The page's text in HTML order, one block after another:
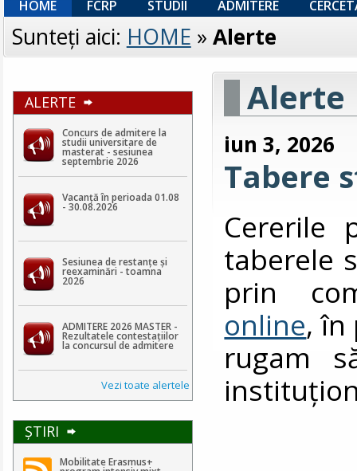
HOME FCRP STUDII ADMITERE
Sunteţi aici: HOME » Alerte
ALERTE
Concurs de admitere la
studii universitare de
masterat - sesiunea
septembrie 2026
Vacanță în perioada 01.08
- 30.08.2026
Sesiunea de restanțe și
reexaminări - toamna
2026
ADMITERE 2026 MASTER -
Rezultatele contestaţiilor
la concursul de admitere
Vezi toate alertele
ŞTIRI
Mobilitate Erasmus+
Alerte
iun 3, 2026
Tabere
Cererile
taberele
prin
online, în
rugam